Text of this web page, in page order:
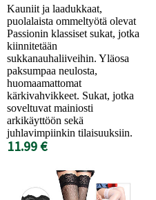
Kauniit ja laadukkaat,
puolalaista ommeltyötä olevat
Passionin klassiset sukat, jotka
kiinnitetään
sukkanauhaliiveihin. Yläosa
paksumpaa neulosta,
huomaamattomat
kärkivahvikkeet. Sukat, jotka
soveltuvat mainiosti
arkikäyttöön sekä
juhlavimpiinkin tilaisuuksiin.
11.99 €